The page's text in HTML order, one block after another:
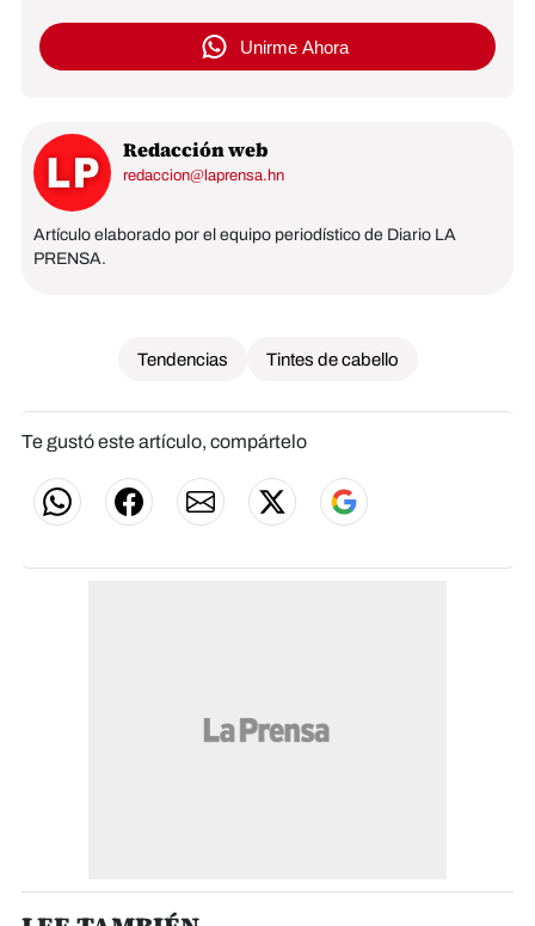
Unirme Ahora
Redacción web
redaccion@laprensa.hn
Artículo elaborado por el equipo periodístico de Diario LA
PRENSA.
Tendencias Tintes de cabello
Te gustó este artículo, compártelo